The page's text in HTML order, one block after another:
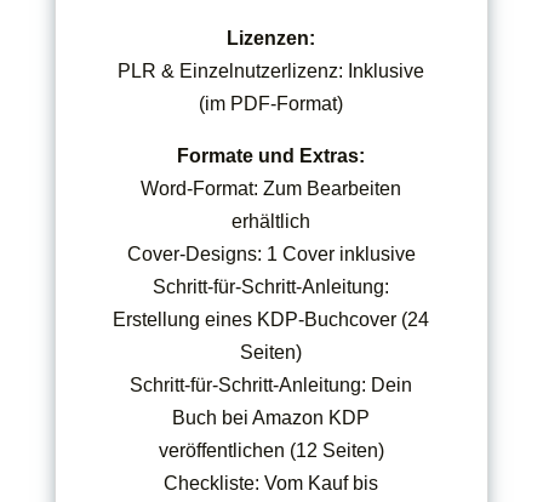
Lizenzen:
PLR & Einzelnutzerlizenz: Inklusive
(im PDF-Format)
Formate und Extras:
Word-Format: Zum Bearbeiten
erhältlich
Cover-Designs: 1 Cover inklusive
Schritt-für-Schritt-Anleitung:
Erstellung eines KDP-Buchcover (24
Seiten)
Schritt-für-Schritt-Anleitung: Dein
Buch bei Amazon KDP
veröffentlichen (12 Seiten)
Checkliste: Vom Kauf bis